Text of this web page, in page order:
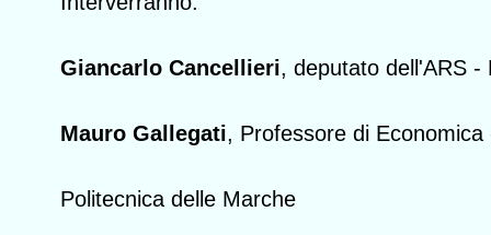
Giancarlo Cancellieri, deputato dell'ARS -
Mauro Gallegati, Professore di Economica
Politecnica delle Marche